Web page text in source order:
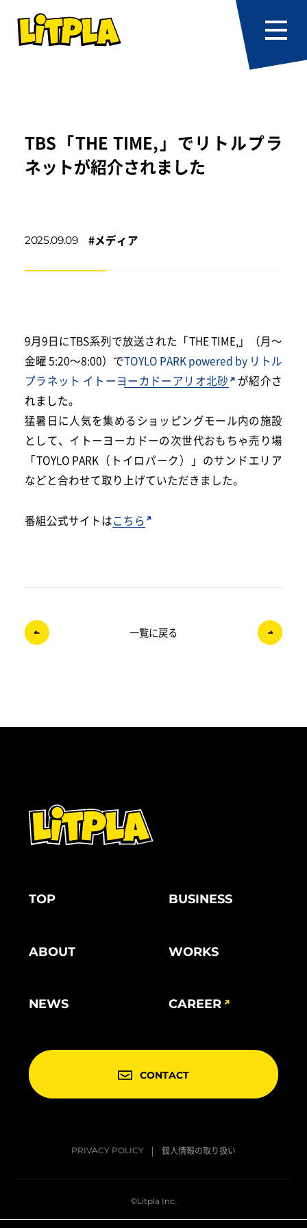
TBS「THE TIME,」でリトルプラ
ネットが紹介されました
2025.09.09 #メディア
9月9日にTBS系列で放送された「THE TIME,」（月～
金曜 5:20～8:00）でTOYLO PARK powered by リトル
プラネット イトーヨーカドーアリオ北砂
が紹介さ
れました。
猛暑日に人気を集めるショッピングモール内の施設
として、イトーヨーカドーの次世代おもちゃ売り場
「TOYLO PARK（トイロパーク）」のサンドエリア
などと合わせて取り上げていただきました。
番組公式サイトはこちら
一覧に戻る
TOP BUSINESS
ABOUT WORKS
NEWS CAREER
CONTACT
PRIVACY POLICY 個人情報の取り扱い
©Litpla Inc.